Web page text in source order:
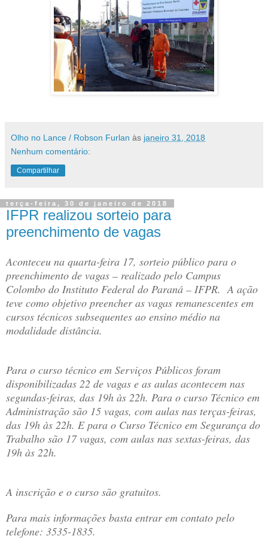
Olho no Lance / Robson Furlan às janeiro 31, 2018
Nenhum comentário:
Compartilhar
terça-feira, 30 de janeiro de 2018
IFPR realizou sorteio para
preenchimento de vagas
Aconteceu na quarta-feira 17, sorteio público para o
preenchimento de vagas – realizado pelo Campus
Colombo do Instituto Federal do Paraná – IFPR. A ação
teve como objetivo preencher as vagas remanescentes em
cursos técnicos subsequentes ao ensino médio na
modalidade distância.
Para o curso técnico em Serviços Públicos foram
disponibilizadas 22 de vagas e as aulas acontecem nas
segundas-feiras, das 19h às 22h. Para o curso Técnico em
Administração são 15 vagas, com aulas nas terças-feiras,
das 19h às 22h. E para o Curso Técnico em Segurança do
Trabalho são 17 vagas, com aulas nas sextas-feiras, das
19h às 22h.
A inscrição e o curso são gratuitos.
Para mais informações basta entrar em contato pelo
telefone: 3535-1835.